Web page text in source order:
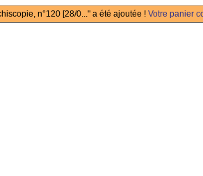
n°120 [28/0..." a été ajoutée ! Votre panier